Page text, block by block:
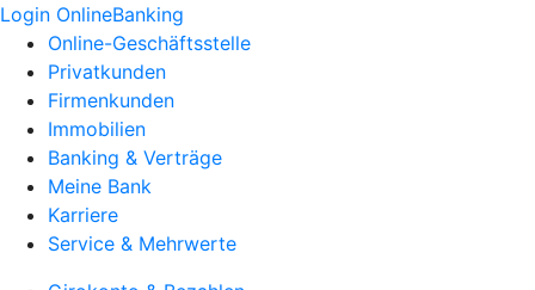
Login OnlineBanking
Online-Geschäftsstelle
Privatkunden
Firmenkunden
Immobilien
Banking & Verträge
Meine Bank
Karriere
Service & Mehrwerte